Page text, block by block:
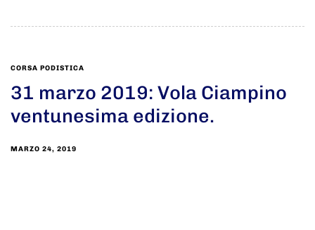
CORSA PODISTICA
31 marzo 2019: Vola Ciampino
ventunesima edizione.
MARZO 24, 2019